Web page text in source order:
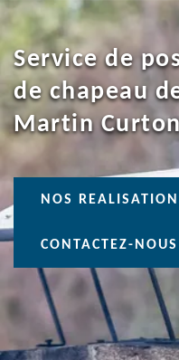
Service de
de chapeau
Martin
NOS
CONTACTEZ-